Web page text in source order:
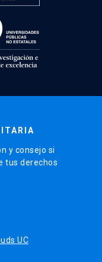
y consejo si
tus derechos
UC